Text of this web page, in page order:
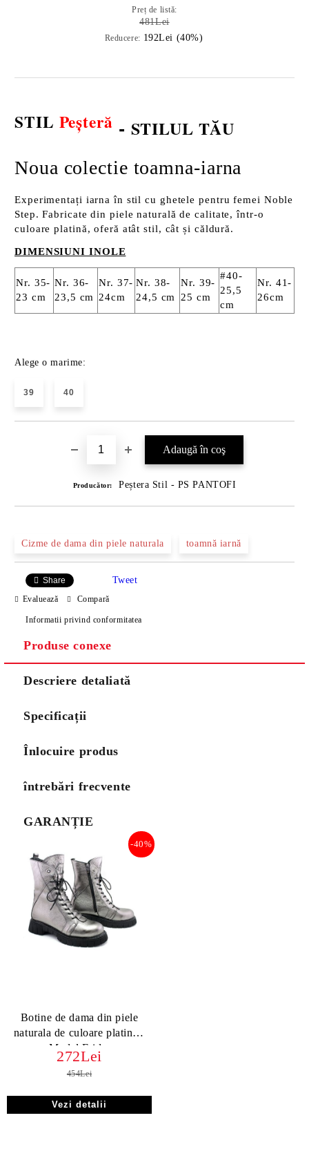
Preț de listă:
481Lei
Reducere: 192Lei (40%)
STIL Peșteră - STILUL TĂU
Noua colectie toamna-iarna
Experimentați iarna în stil cu ghetele pentru femei Noble
Step. Fabricate din piele naturală de calitate, într-o
culoare platină, oferă atât stil, cât și căldură.
DIMENSIUNI INOLE
Nr. 35-
23 cm
Nr. 36-
23,5 cm
Nr. 37-
24cm
Nr. 38-
24,5 cm
Nr. 39-
25 cm
#40-
25,5
cm
Nr. 41-
26cm
Alege o marime:
39 40
Producător: Peștera Stil - PS PANTOFI
Cizme de dama din piele naturala toamnă iarnă
Share Tweet
Evaluează Compară
Informatii privind conformitatea
Produse conexe
Descriere detaliată
Specificații
Înlocuire produs
întrebări frecvente
GARANȚIE
Botine de dama din piele
naturala de culoare platina -
Model Frida.
-40%
272Lei
454Lei
Vezi detalii